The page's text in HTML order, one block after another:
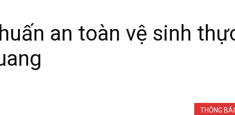
an toàn vệ sinh
THÔNG